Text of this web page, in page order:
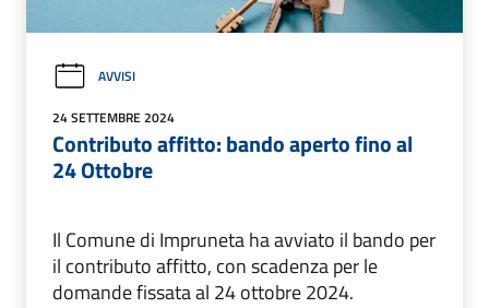
AVVISI
24 SETTEMBRE 2024
Contributo affitto: bando aperto fino al
24 Ottobre
Il Comune di Impruneta ha avviato il bando per
il contributo affitto, con scadenza per le
domande fissata al 24 ottobre 2024.